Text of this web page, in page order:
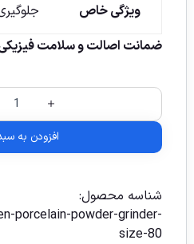
ویژگی خاص
ضمانت اصالت و سلامت فیزیکی
افزودن به
شناسه محصول:
porcelain-powder-grinder-
size-80